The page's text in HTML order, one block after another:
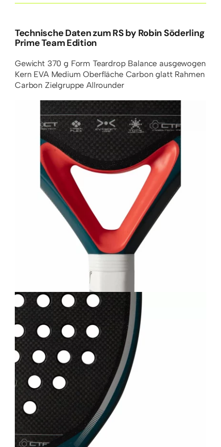
Technische Daten zum RS by Robin Söderling
Prime Team Edition
Gewicht 370 g Form TeardropBalanceausgewogen
Kern EVA Medium Oberfläche Carbon glattRahmen
Carbon ZielgruppeAllrounder